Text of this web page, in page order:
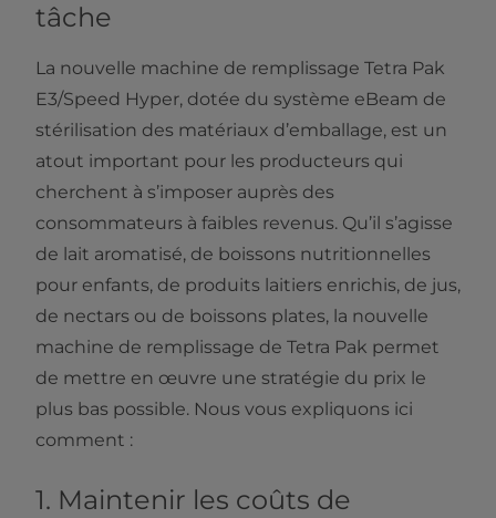
tâche
La nouvelle machine de remplissage Tetra Pak
E3/Speed Hyper, dotée du système eBeam de
stérilisation des matériaux d’emballage, est un
atout important pour les producteurs qui
cherchent à s’imposer auprès des
consommateurs à faibles revenus. Qu’il s’agisse
de lait aromatisé, de boissons nutritionnelles
pour enfants, de produits laitiers enrichis, de jus,
de nectars ou de boissons plates, la nouvelle
machine de remplissage de Tetra Pak permet
de mettre en œuvre une stratégie du prix le
plus bas possible. Nous vous expliquons ici
comment :
1. Maintenir les coûts de